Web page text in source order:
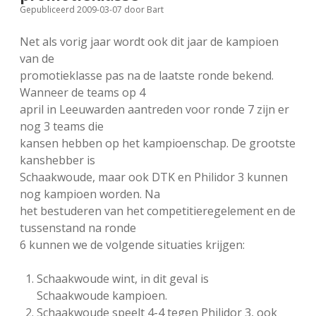
FSB: Schaakwoude II
Koppelingen
facebook
Gepubliceerd 2009-03-07 door Bart
Net als vorig jaar wordt ook dit jaar de kampioen
van de
promotieklasse pas na de laatste ronde bekend.
Wanneer de teams op 4
april in Leeuwarden aantreden voor ronde 7 zijn er
nog 3 teams die
kansen hebben op het kampioenschap. De grootste
kanshebber is
Schaakwoude, maar ook DTK en Philidor 3 kunnen
nog kampioen worden. Na
het bestuderen van het competitieregelement en de
tussenstand na ronde
6 kunnen we de volgende situaties krijgen:
Schaakwoude wint, in dit geval is
Schaakwoude kampioen.
Schaakwoude speelt 4-4 tegen Philidor 3, ook